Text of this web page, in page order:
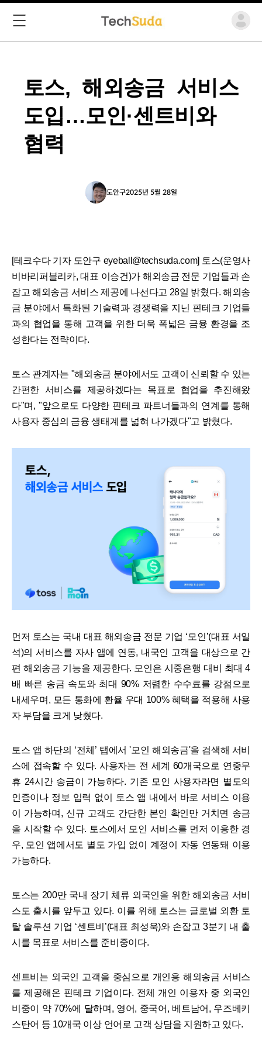
토스, 해외송금 서비스
도입…모인·센트비와
협력
도안구2025년 5월 28일
[테크수다 기자 도안구 eyeball@techsuda.com] 토스(운영사
비바리퍼블리카, 대표 이승건)가 해외송금 전문 기업들과 손
잡고 해외송금 서비스 제공에 나선다고 28일 밝혔다. 해외송
금 분야에서 특화된 기술력과 경쟁력을 지닌 핀테크 기업들
과의 협업을 통해 고객을 위한 더욱 폭넓은 금융 환경을 조
성한다는 전략이다.
토스 관계자는 "해외송금 분야에서도 고객이 신뢰할 수 있는
간편한 서비스를 제공하겠다는 목표로 협업을 추진해왔
다"며, "앞으로도 다양한 핀테크 파트너들과의 연계를 통해
사용자 중심의 금융 생태계를 넓혀 나가겠다"고 밝혔다.
먼저 토스는 국내 대표 해외송금 전문 기업 ‘모인’(대표 서일
석)의 서비스를 자사 앱에 연동, 내국인 고객을 대상으로 간
편 해외송금 기능을 제공한다. 모인은 시중은행 대비 최대 4
배 빠른 송금 속도와 최대 90% 저렴한 수수료를 강점으로
내세우며, 모든 통화에 환율 우대 100% 혜택을 적용해 사용
자 부담을 크게 낮췄다.
토스 앱 하단의 ‘전체’ 탭에서 '모인 해외송금'을 검색해 서비
스에 접속할 수 있다. 사용자는 전 세계 60개국으로 연중무
휴 24시간 송금이 가능하다. 기존 모인 사용자라면 별도의
인증이나 정보 입력 없이 토스 앱 내에서 바로 서비스 이용
이 가능하며, 신규 고객도 간단한 본인 확인만 거치면 송금
을 시작할 수 있다. 토스에서 모인 서비스를 먼저 이용한 경
우, 모인 앱에서도 별도 가입 없이 계정이 자동 연동돼 이용
가능하다.
토스는 200만 국내 장기 체류 외국인을 위한 해외송금 서비
스도 출시를 앞두고 있다. 이를 위해 토스는 글로벌 외환 토
탈 솔루션 기업 ‘센트비’(대표 최성욱)와 손잡고 3분기 내 출
시를 목표로 서비스를 준비중이다.
센트비는 외국인 고객을 중심으로 개인용 해외송금 서비스
를 제공해온 핀테크 기업이다. 전체 개인 이용자 중 외국인
비중이 약 70%에 달하며, 영어, 중국어, 베트남어, 우즈베키
스탄어 등 10개국 이상 언어로 고객 상담을 지원하고 있다.